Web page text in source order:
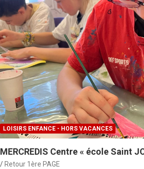
LOISIRS ENFANCE - HORS VACANCES
MERCREDIS Centre « école Saint
Retour 1ère PAGE